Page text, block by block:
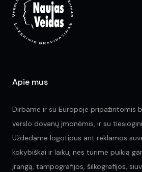
Apie mus
Dirbame ir su Europoje pripažintomis
verslo dovanų įmonėmis, ir su
Uždedame logotipus ant reklamos
kokybiškai ir laiku, nes turime puikią
įrangą, tampografijos, šilkografijos,